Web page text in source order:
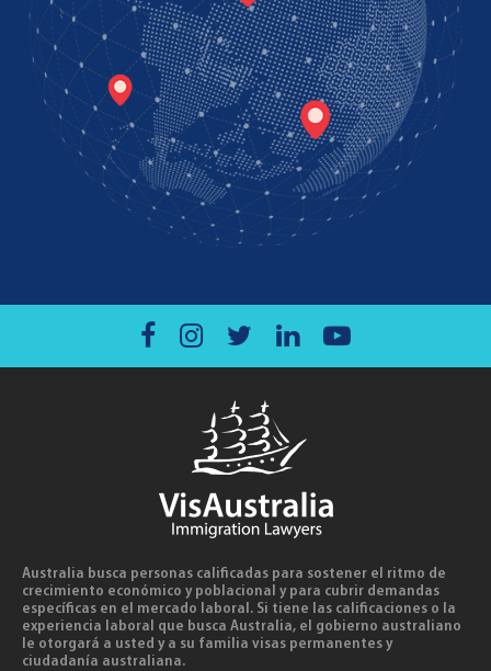
Australia busca personas calificadas para sostener el ritmo de
crecimiento económico y poblacional y para cubrir demandas
específicas en el mercado laboral. Si tiene las calificaciones o la
experiencia laboral que busca Australia, el gobierno australiano
le otorgará a usted y a su familia visas permanentes y
ciudadanía australiana.